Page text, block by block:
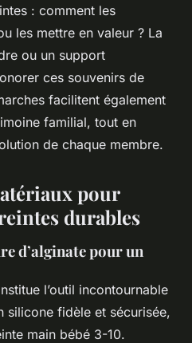
: comment les
les mettre en valeur ? La
ou un support
ces souvenirs de
facilitent également
familial, tout en
de chaque membre.
pour
durables
d’alginate pour un
l’outil incontournable
silicone fidèle et sécurisée,
main bébé 3-10.